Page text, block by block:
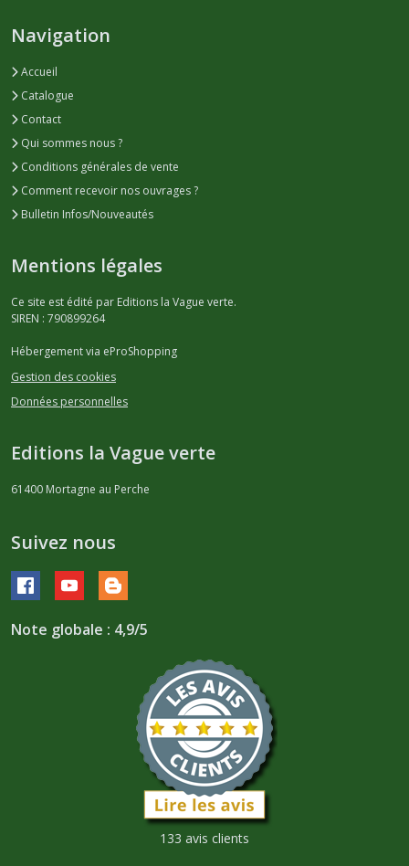
Navigation
Accueil
Catalogue
Contact
Qui sommes nous ?
Conditions générales de vente
Comment recevoir nos ouvrages ?
Bulletin Infos/Nouveautés
Mentions légales
Ce site est édité par Editions la Vague verte.
SIREN : 790899264
Hébergement via eProShopping
Gestion des cookies
Données personnelles
Editions la Vague verte
61400 Mortagne au Perche
Suivez nous
Note globale : 4,9/5
133 avis clients